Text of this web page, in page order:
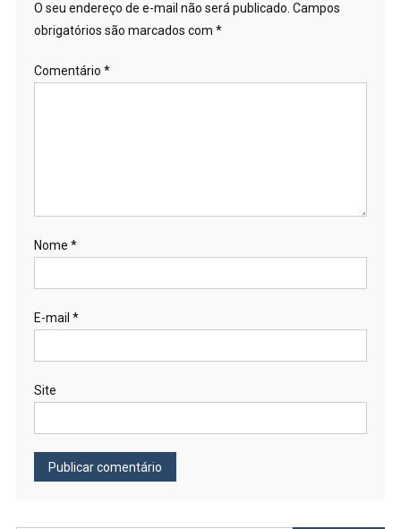
O seu endereço de e-mail não será publicado. Campos
obrigatórios são marcados com *
Comentário *
Nome *
E-mail *
Site